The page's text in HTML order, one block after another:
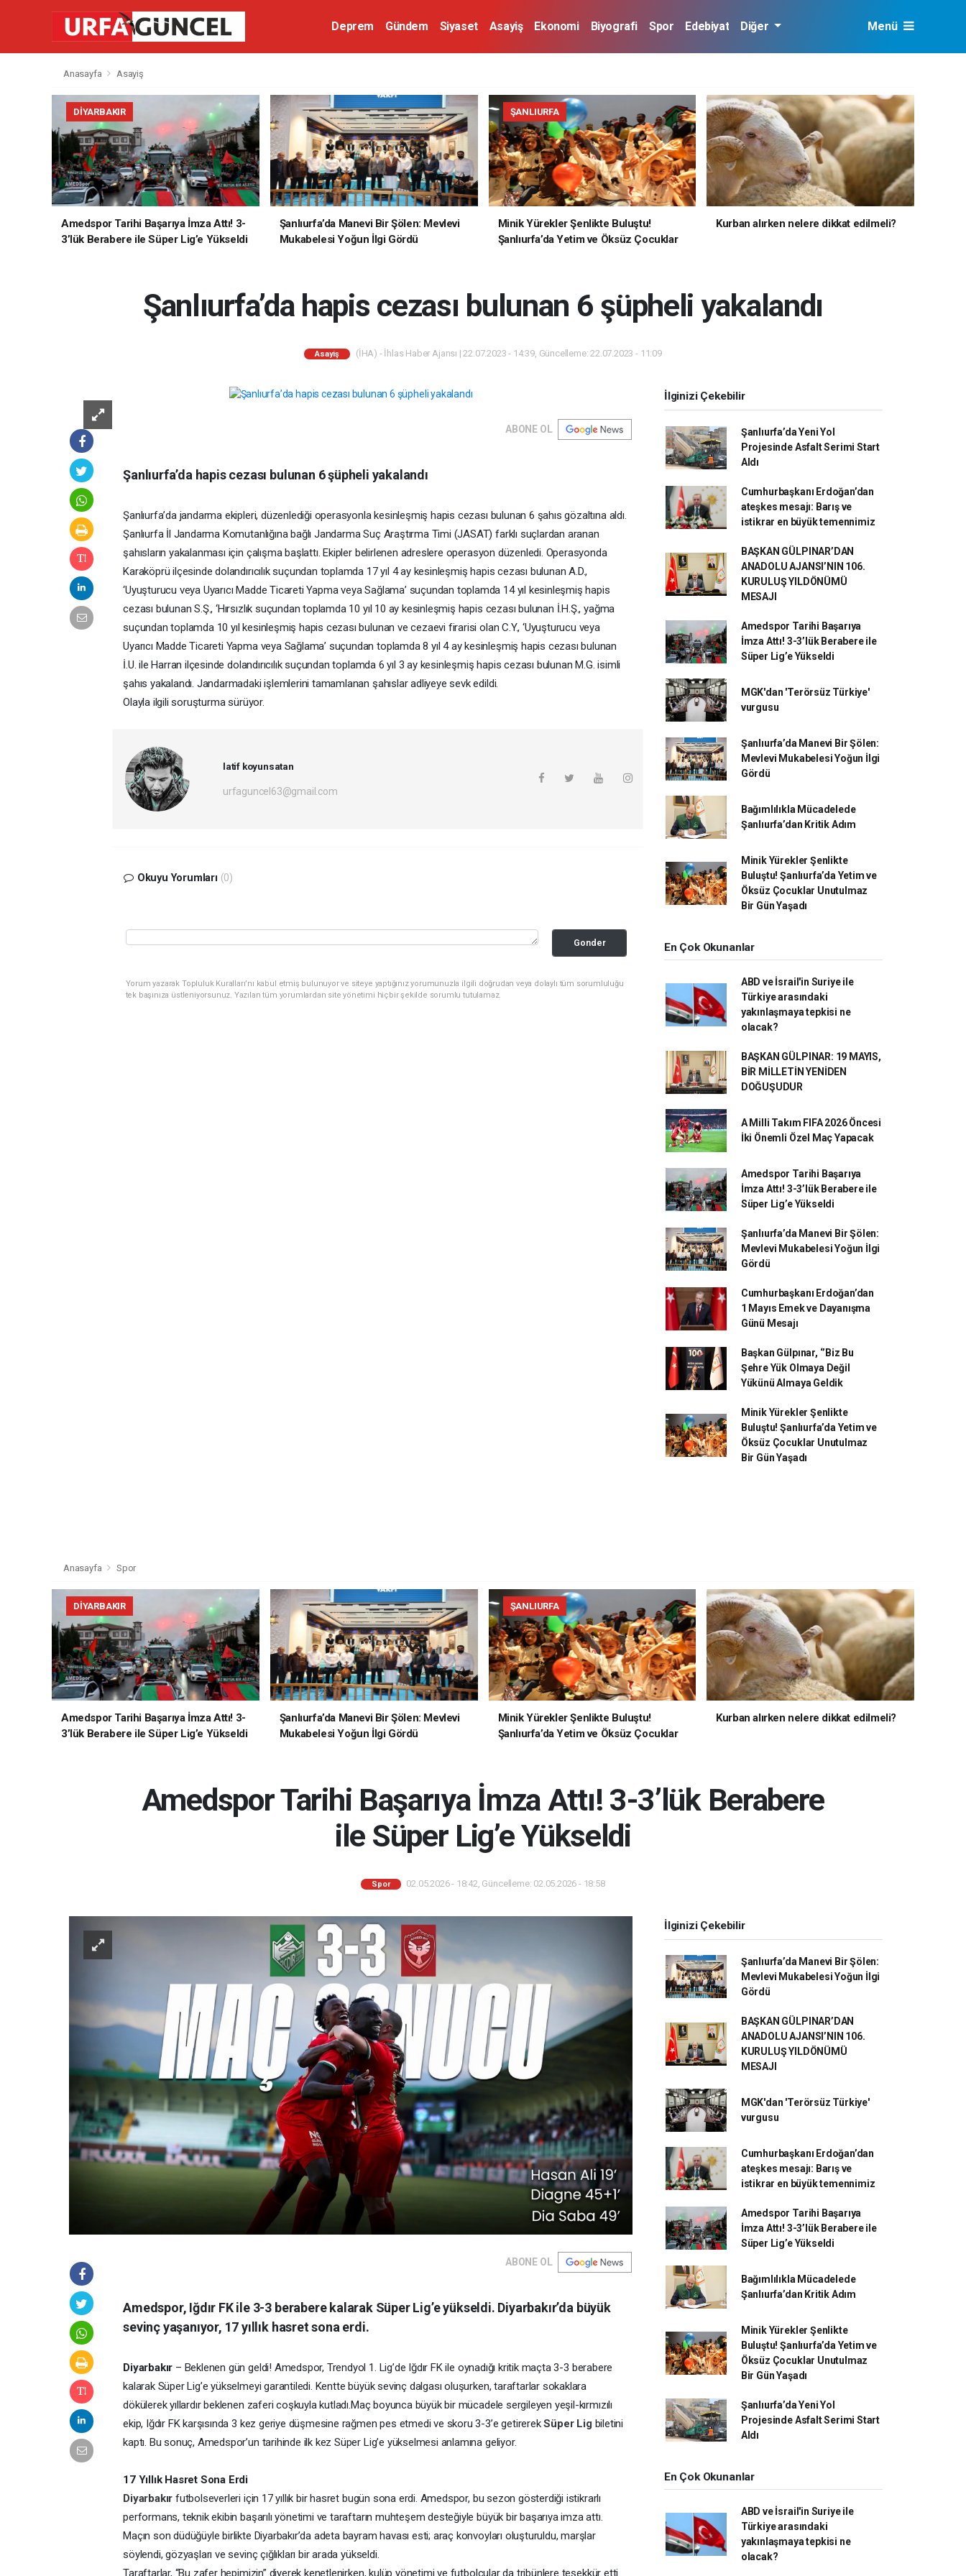
Deprem Gündem Siyaset Asayiş Ekonomi Biyografi Spor Edebiyat Diğer Menü
Anasayfa Asayiş
DIYARBAKIR
Amedspor Tarihi Başarıya İmza Attı! 3-
3’lük Berabere ile Süper Lig’e Yükseldi
Şanlıurfa’da Manevi Bir Şölen: Mevlevi
Mukabelesi Yoğun İlgi Gördü
ŞANLIURFA
Minik Yürekler Şenlikte Buluştu!
Şanlıurfa’da Yetim ve Öksüz Çocuklar
Kurban alırken nelere dikkat edilmeli?
Şanlıurfa’da hapis cezası bulunan 6 şüpheli yakalandı
Asayiş (İHA) - İhlas Haber Ajansı | 22.07.2023 - 14:39, Güncelleme: 22.07.2023 - 11:09
ABONE OL
Şanlıurfa’da hapis cezası bulunan 6 şüpheli yakalandı
Şanlıurfa’da jandarma ekipleri, düzenlediği operasyonla kesinleşmiş hapis cezası bulunan 6 şahıs gözaltına aldı.
Şanlıurfa İl Jandarma Komutanlığına bağlı Jandarma Suç Araştırma Timi (JASAT) farklı suçlardan aranan
şahısların yakalanması için çalışma başlattı. Ekipler belirlenen adreslere operasyon düzenledi. Operasyonda
Karaköprü ilçesinde dolandırıcılık suçundan toplamda 17 yıl 4 ay kesinleşmiş hapis cezası bulunan A.D.,
‘Uyuşturucu veya Uyarıcı Madde Ticareti Yapma veya Sağlama’ suçundan toplamda 14 yıl kesinleşmiş hapis
cezası bulunan S.Ş., ‘Hırsızlık suçundan toplamda 10 yıl 10 ay kesinleşmiş hapis cezası bulunan İ.H.Ş., yağma
suçundan toplamda 10 yıl kesinleşmiş hapis cezası bulunan ve cezaevi firarisi olan C.Y., ‘Uyuşturucu veya
Uyarıcı Madde Ticareti Yapma veya Sağlama’ suçundan toplamda 8 yıl 4 ay kesinleşmiş hapis cezası bulunan
İ.U. ile Harran ilçesinde dolandırıcılık suçundan toplamda 6 yıl 3 ay kesinleşmiş hapis cezası bulunan M.G. isimli
şahıs yakalandı. Jandarmadaki işlemlerini tamamlanan şahıslar adliyeye sevk edildi.
Olayla ilgili soruşturma sürüyor.
latif koyunsatan
urfaguncel63@gmail.com
Okuyu Yorumları (0)
Gonder
Yorum yazarak Topluluk Kuralları’nı kabul etmiş bulunuyor ve siteye yaptığınız yorumunuzla ilgili doğrudan veya dolaylı tüm sorumluluğu
tek başınıza üstleniyorsunuz. Yazılan tüm yorumlardan site yönetimi hiçbir şekilde sorumlu tutulamaz.
İlginizi Çekebilir
Şanlıurfa’da Yeni Yol
Projesinde Asfalt Serimi Start
Aldı
Cumhurbaşkanı Erdoğan’dan
ateşkes mesajı: Barış ve
istikrar en büyük temennimiz
BAŞKAN GÜLPINAR’DAN
ANADOLU AJANSI’NIN 106.
KURULUŞ YILDÖNÜMÜ
MESAJI
Amedspor Tarihi Başarıya
İmza Attı! 3-3’lük Berabere ile
Süper Lig’e Yükseldi
MGK'dan 'Terörsüz Türkiye'
vurgusu
Şanlıurfa’da Manevi Bir Şölen:
Mevlevi Mukabelesi Yoğun İlgi
Gördü
Bağımlılıkla Mücadelede
Şanlıurfa’dan Kritik Adım
Minik Yürekler Şenlikte
Buluştu! Şanlıurfa’da Yetim ve
Öksüz Çocuklar Unutulmaz
Bir Gün Yaşadı
En Çok Okunanlar
ABD ve İsrail'in Suriye ile
Türkiye arasındaki
yakınlaşmaya tepkisi ne
olacak?
BAŞKAN GÜLPINAR: 19 MAYIS,
BİR MİLLETİN YENİDEN
DOĞUŞUDUR
A Milli Takım FIFA 2026 Öncesi
İki Önemli Özel Maç Yapacak
Amedspor Tarihi Başarıya
İmza Attı! 3-3’lük Berabere ile
Süper Lig’e Yükseldi
Şanlıurfa’da Manevi Bir Şölen:
Mevlevi Mukabelesi Yoğun İlgi
Gördü
Cumhurbaşkanı Erdoğan’dan
1 Mayıs Emek ve Dayanışma
Günü Mesajı
Başkan Gülpınar, ‘’Biz Bu
Şehre Yük Olmaya Değil
Yükünü Almaya Geldik
Minik Yürekler Şenlikte
Buluştu! Şanlıurfa’da Yetim ve
Öksüz Çocuklar Unutulmaz
Bir Gün Yaşadı
Anasayfa Spor
DIYARBAKIR
Amedspor Tarihi Başarıya İmza Attı! 3-
3’lük Berabere ile Süper Lig’e Yükseldi
Şanlıurfa’da Manevi Bir Şölen: Mevlevi
Mukabelesi Yoğun İlgi Gördü
ŞANLIURFA
Minik Yürekler Şenlikte Buluştu!
Şanlıurfa’da Yetim ve Öksüz Çocuklar
Kurban alırken nelere dikkat edilmeli?
Amedspor Tarihi Başarıya İmza Attı! 3-3’lük Berabere
ile Süper Lig’e Yükseldi
Spor 02.05.2026 - 18:42, Güncelleme: 02.05.2026 - 18:58
ABONE OL
Amedspor, Iğdır FK ile 3-3 berabere kalarak Süper Lig’e yükseldi. Diyarbakır’da büyük
sevinç yaşanıyor, 17 yıllık hasret sona erdi.
Diyarbakır – Beklenen gün geldi! Amedspor, Trendyol 1. Lig’de Iğdır FK ile oynadığı kritik maçta 3-3 berabere
kalarak Süper Lig’e yükselmeyi garantiledi. Kentte büyük sevinç dalgası oluşurken, taraftarlar sokaklara
dökülerek yıllardır beklenen zaferi coşkuyla kutladı.Maç boyunca büyük bir mücadele sergileyen yeşil-kırmızılı
ekip, Iğdır FK karşısında 3 kez geriye düşmesine rağmen pes etmedi ve skoru 3-3’e getirerekSüper Lig biletini
kaptı. Bu sonuç, Amedspor’un tarihinde ilk kez Süper Lig’e yükselmesi anlamına geliyor.
17 Yıllık Hasret Sona Erdi
Diyarbakır futbolseverleri için 17 yıllık bir hasret bugün sona erdi. Amedspor, bu sezon gösterdiği istikrarlı
performans, teknik ekibin başarılı yönetimi ve taraftarın muhteşem desteğiyle büyük bir başarıya imza attı.
Maçın son düdüğüyle birlikte Diyarbakır’da adeta bayram havası esti; araç konvoyları oluşturuldu, marşlar
söylendi, gözyaşları ve sevinç çığlıkları bir arada yükseldi.
Taraftarlar, “Bu zafer hepimizin” diyerek kenetlenirken, kulüp yönetimi ve futbolcular da tribünlere teşekkür etti.
İlginizi Çekebilir
Şanlıurfa’da Manevi Bir Şölen:
Mevlevi Mukabelesi Yoğun İlgi
Gördü
BAŞKAN GÜLPINAR’DAN
ANADOLU AJANSI’NIN 106.
KURULUŞ YILDÖNÜMÜ
MESAJI
MGK'dan 'Terörsüz Türkiye'
vurgusu
Cumhurbaşkanı Erdoğan’dan
ateşkes mesajı: Barış ve
istikrar en büyük temennimiz
Amedspor Tarihi Başarıya
İmza Attı! 3-3’lük Berabere ile
Süper Lig’e Yükseldi
Bağımlılıkla Mücadelede
Şanlıurfa’dan Kritik Adım
Minik Yürekler Şenlikte
Buluştu! Şanlıurfa’da Yetim ve
Öksüz Çocuklar Unutulmaz
Bir Gün Yaşadı
Şanlıurfa’da Yeni Yol
Projesinde Asfalt Serimi Start
Aldı
En Çok Okunanlar
ABD ve İsrail'in Suriye ile
Türkiye arasındaki
yakınlaşmaya tepkisi ne
olacak?